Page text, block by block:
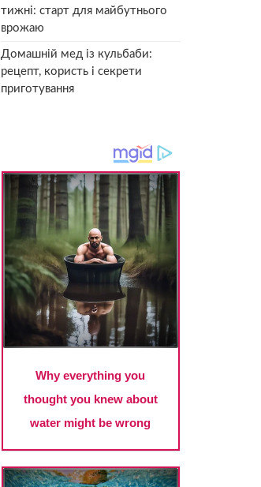
тижні: старт для майбутнього
врожаю
Домашній мед із кульбаби:
рецепт, користь і секрети
приготування